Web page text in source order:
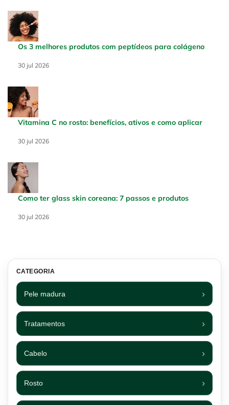
Os 3 melhores produtos com peptídeos para colágeno
Creation Date:
30 jul 2026
Update Date:
Vitamina C no rosto: benefícios, ativos e como aplicar
Creation Date:
30 jul 2026
Update Date:
Como ter glass skin coreana: 7 passos e produtos
Creation Date:
30 jul 2026
Update Date:
CATEGORIA
Pele madura
Tratamentos
Cabelo
Rosto